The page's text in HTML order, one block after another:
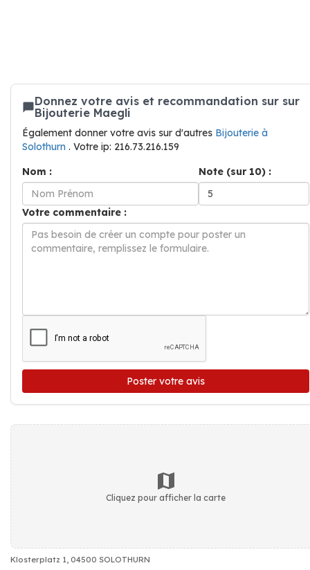
Donnez votre avis et recommandation sur sur
Bijouterie Maegli
Également donner votre avis sur d'autres Bijouterie à
Solothurn . Votre ip: 216.73.216.159
Nom :
Note (sur 10) :
Votre commentaire :
Poster votre avis
Cliquez pour afficher la carte
Klosterplatz 1, 04500 SOLOTHURN